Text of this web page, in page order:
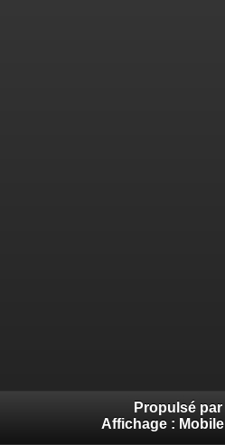
Propulsé par
Affichage : Mobile